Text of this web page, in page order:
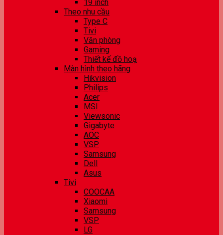
19 inch
Theo nhu cầu
Type C
Tivi
Văn phòng
Gaming
Thiết kế đồ hoạ
Màn hình theo hãng
Hikvision
Philips
Acer
MSI
Viewsonic
Gigabyte
AOC
VSP
Samsung
Dell
Asus
Tivi
COOCAA
Xiaomi
Samsung
VSP
LG